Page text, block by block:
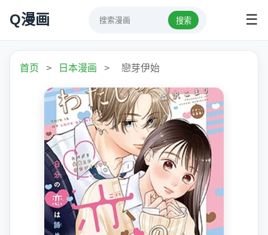
Q漫画 搜索 ☰
首页 > 日本漫画 > 戀芽伊始